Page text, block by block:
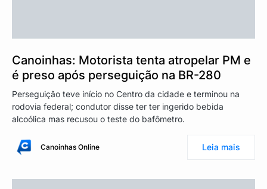
Canoinhas: Motorista tenta atropelar PM e
é preso após perseguição na BR-280
Perseguição teve início no Centro da cidade e terminou na
rodovia federal; condutor disse ter ter ingerido bebida
alcoólica mas recusou o teste do bafômetro.
Canoinhas Online Leia mais